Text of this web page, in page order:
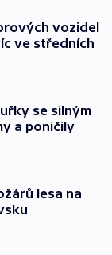
vozidel
ve středních
se silným
a poničily
lesa na